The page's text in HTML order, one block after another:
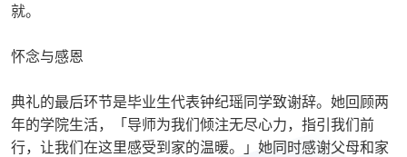
就。
怀念与感恩
典礼的最后环节是毕业生代表钟纪瑶同学致谢辞。她回顾两
年的学院生活，「导师​为我们倾注无尽心力，​指引我们前
行，让我们​在这里感受到家的温暖。」她同时感谢父母和家